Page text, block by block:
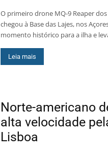
O primeiro drone MQ-9 Reaper
chegou à Base das Lajes, nos
momento histórico para a ilha e
Leia mais
Norte-americano
alta velocidade
Lisboa